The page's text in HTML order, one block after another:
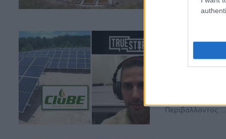
Η
της – Το
Η εκπομπή
Περιβάλλοντος ...